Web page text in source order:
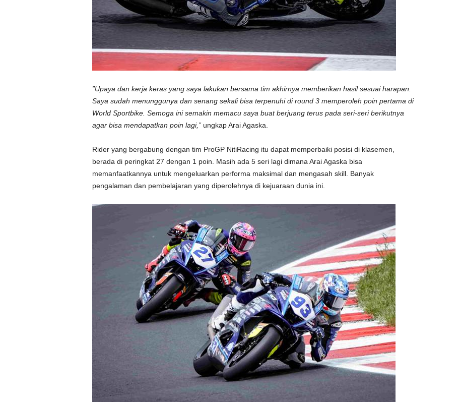
”Upaya dan kerja keras yang saya lakukan bersama tim akhirnya memberikan hasil sesuai harapan.
Saya sudah menunggunya dan senang sekali bisa terpenuhi di round 3 memperoleh poin pertama di
World Sportbike. Semoga ini semakin memacu saya buat berjuang terus pada seri-seri berikutnya
agar bisa mendapatkan poin lagi,”ungkap Arai Agaska.
Rider yang bergabung dengan tim ProGP NitiRacing itu dapat memperbaiki posisi di klasemen,
berada di peringkat 27 dengan 1 poin. Masih ada 5 seri lagi dimana Arai Agaska bisa
memanfaatkannya untuk mengeluarkan performa maksimal dan mengasah skill. Banyak
pengalaman dan pembelajaran yang diperolehnya di kejuaraan dunia ini.